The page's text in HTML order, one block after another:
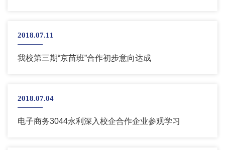
2018.07.11
我校第三期“京苗班”合作初步意向达成
2018.07.04
电子商务3044永利深入校企合作企业参观学习